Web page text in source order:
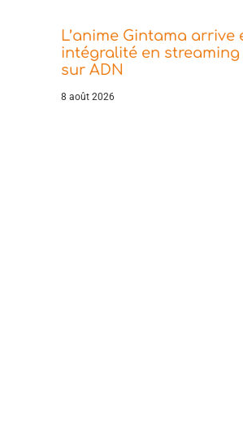
L’anime Gintama arrive
intégralité en streaming
sur ADN
8 août 2026